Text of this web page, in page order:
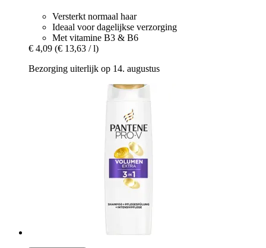
Versterkt normaal haar
Ideaal voor dagelijkse verzorging
Met vitamine B3 & B6
€ 4,09 (€ 13,63 / l)
Bezorging uiterlijk op 14. augustus